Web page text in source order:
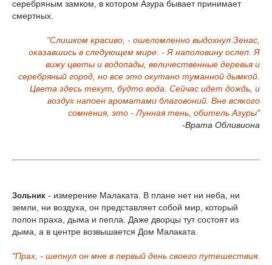
серебряным замком, в котором Азура бывает принимает
смертных.
"Слишком красиво, - ошеломленно выдохнул Зенас,
оказавшись в следующем мире. - Я наполовину ослеп. Я
вижу цветы и водопады, величественные деревья и
серебряный город, но все это окутано туманной дымкой.
Цвета здесь текут, будто вода. Сейчас идет дождь, и
воздух напоен ароматами благовоний. Вне всякого
сомнения, это - Лунная тень, обитель Азуры"
-Врата Обливиона
Зольник - измерение Малаката. В плане нет ни неба, ни
земли, ни воздуха, он представляет собой мир, который
полон праха, дыма и пепла. Даже дворцы тут состоят из
дыма, а в центре возвышается Дом Малаката.
"Прах, - шепнул он мне в первый день своего путешествия.